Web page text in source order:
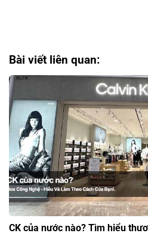
Bài viết liên quan:
CK của nước nào? Tìm hiểu